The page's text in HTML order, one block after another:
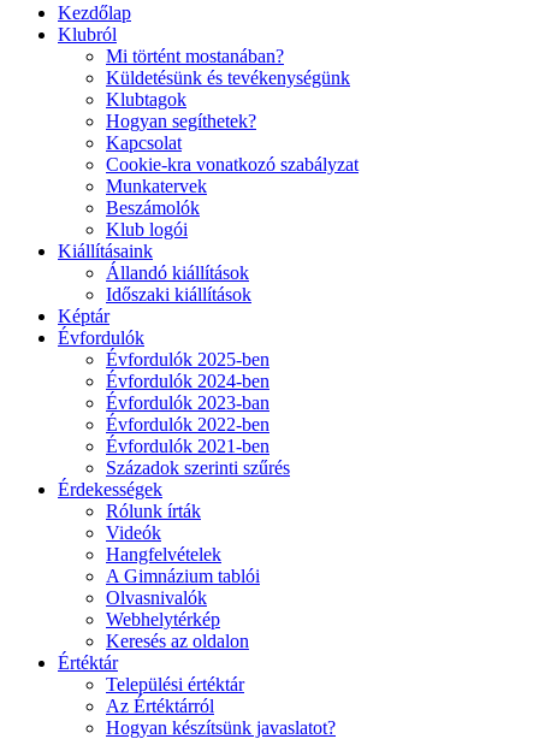
Kezdőlap
Klubról
Mi történt mostanában?
Küldetésünk és tevékenységünk
Klubtagok
Hogyan segíthetek?
Kapcsolat
Cookie-kra vonatkozó szabályzat
Munkatervek
Beszámolók
Klub logói
Kiállításaink
Állandó kiállítások
Időszaki kiállítások
Képtár
Évfordulók
Évfordulók 2025-ben
Évfordulók 2024-ben
Évfordulók 2023-ban
Évfordulók 2022-ben
Évfordulók 2021-ben
Századok szerinti szűrés
Érdekességek
Rólunk írták
Videók
Hangfelvételek
A Gimnázium tablói
Olvasnivalók
Webhelytérkép
Keresés az oldalon
Értéktár
Települési értéktár
Az Értéktárról
Hogyan készítsünk javaslatot?